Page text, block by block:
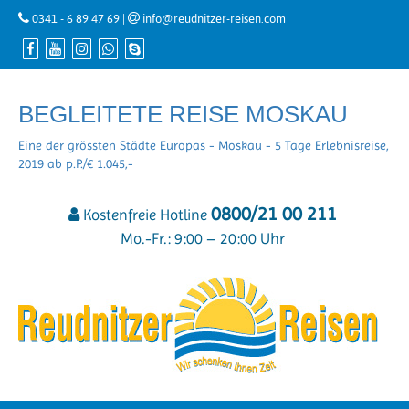
0341 - 6 89 47 69| info@reudnitzer-reisen.com
BEGLEITETE REISE MOSKAU
Eine der grössten Städte Europas - Moskau - 5 Tage Erlebnisreise,
2019 ab p.P./€ 1.045,-
Kostenfreie Hotline 0800/21 00 211
Mo.-Fr.: 9:00 – 20:00 Uhr